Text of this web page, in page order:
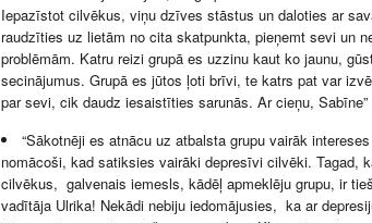
Iepazīstot cilvēkus, viņu dzīves stāstus un daloties ar
raudzīties uz lietām no cita skatpunkta, pieņemt sevi un
problēmām. Katru reizi grupā es uzzinu kaut ko jaunu,
secinājumus. Grupā es jūtos ļoti brīvi, te katrs pat var
par sevi, cik daudz iesaistīties sarunās. Ar cieņu, Sabīne”
“Sākotnēji es atnācu uz atbalsta grupu vairāk
nomācoši, kad satiksies vairāki depresīvi cilvēki. Tagad,
cilvēkus, galvenais iemesls, kādēļ apmeklēju grupu, ir
vadītāja Ulrika! Nekādi nebiju iedomājusies, ka ar